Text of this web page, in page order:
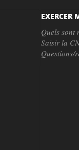
EXERCER
Quels sont
Saisir la
Questions/